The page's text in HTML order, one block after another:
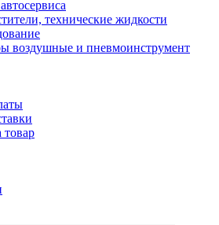
технические жидкости
воздушные и пневмоинструмент
товар